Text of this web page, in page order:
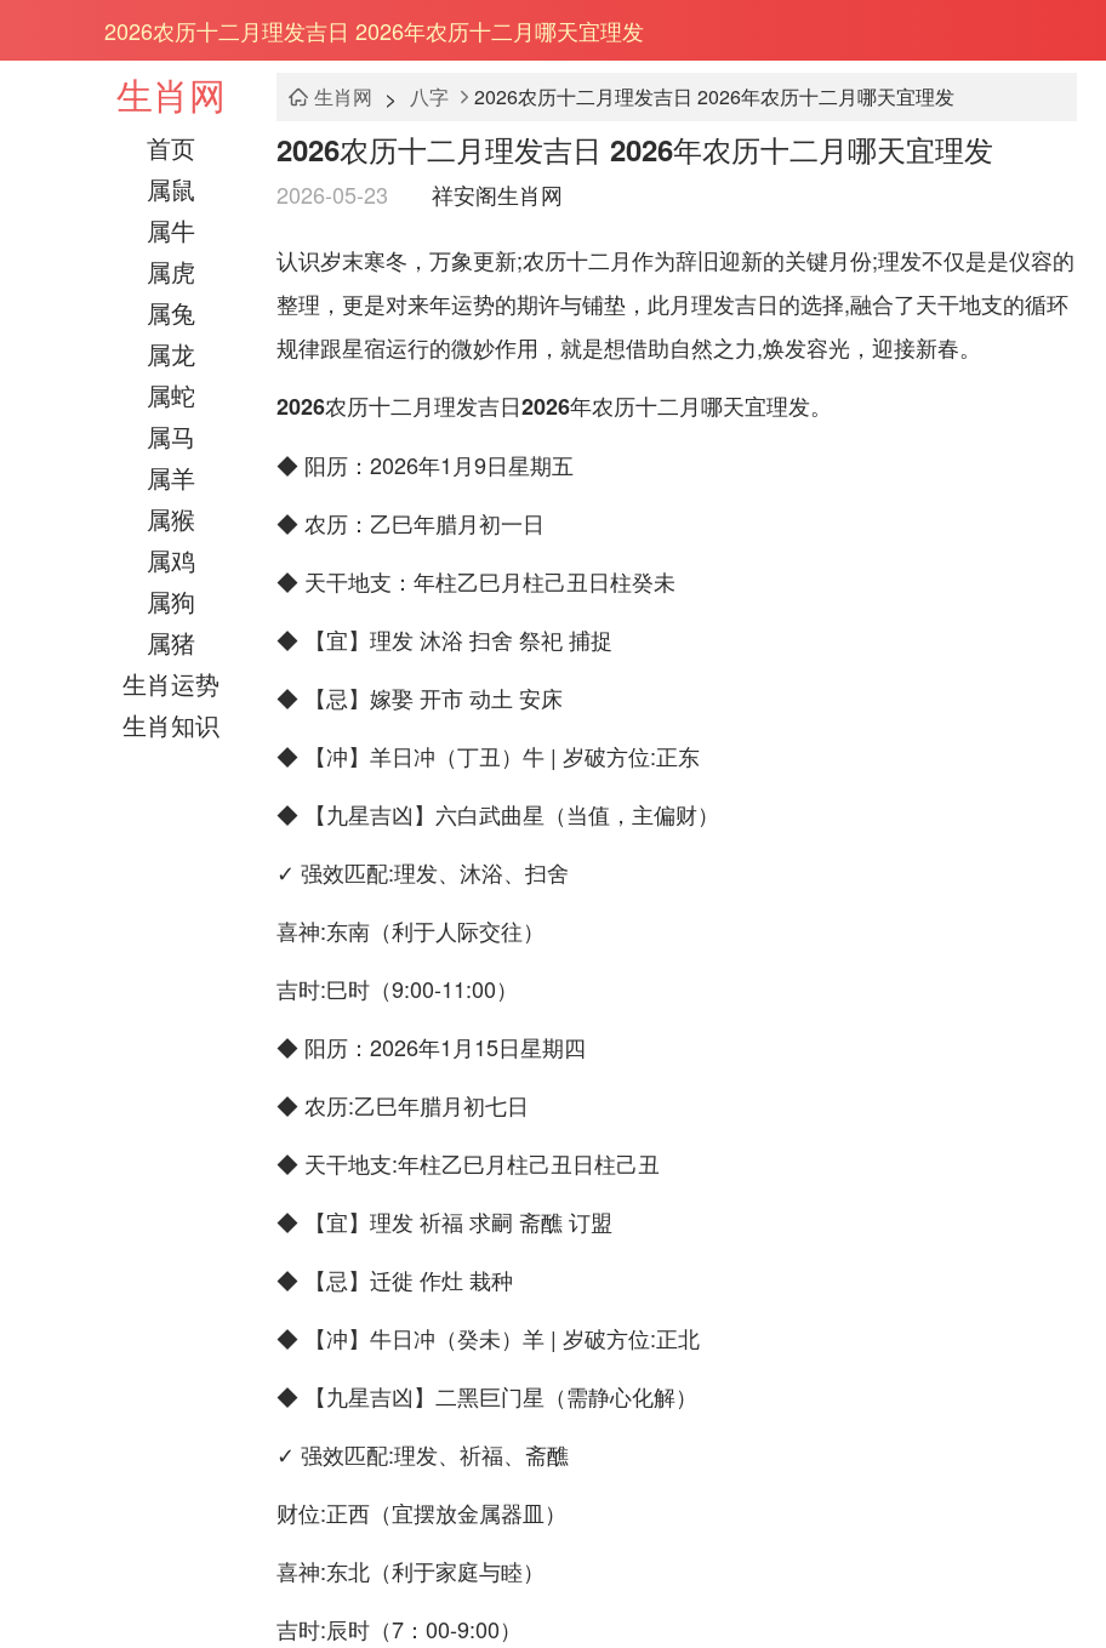
2026农历十二月理发吉日 2026年农历十二月哪天宜理发
生肖网
首页
属鼠
属牛
属虎
属兔
属龙
属蛇
属马
属羊
属猴
属鸡
属狗
属猪
生肖运势
生肖知识
生肖网 > 八字 2026农历十二月理发吉日 2026年农历十二月哪天宜理发
2026农历十二月理发吉日 2026年农历十二月哪天宜理发
2026-05-23 祥安阁生肖网
认识岁末寒冬，万象更新;农历十二月作为辞旧迎新的关键月份;理发不仅是是仪容的
整理，更是对来年运势的期许与铺垫，此月理发吉日的选择,融合了天干地支的循环
规律跟星宿运行的微妙作用，就是想借助自然之力,焕发容光，迎接新春。
2026农历十二月理发吉日2026年农历十二月哪天宜理发。
◆ 阳历：2026年1月9日星期五
◆ 农历：乙巳年腊月初一日
◆ 天干地支：年柱乙巳月柱己丑日柱癸未
◆ 【宜】理发 沐浴 扫舍 祭祀 捕捉
◆ 【忌】嫁娶 开市 动土 安床
◆ 【冲】羊日冲（丁丑）牛 | 岁破方位:正东
◆ 【九星吉凶】六白武曲星（当值，主偏财）
✓ 强效匹配:理发、沐浴、扫舍
喜神:东南（利于人际交往）
吉时:巳时（9:00-11:00）
◆ 阳历：2026年1月15日星期四
◆ 农历:乙巳年腊月初七日
◆ 天干地支:年柱乙巳月柱己丑日柱己丑
◆ 【宜】理发 祈福 求嗣 斋醮 订盟
◆ 【忌】迁徙 作灶 栽种
◆ 【冲】牛日冲（癸未）羊 | 岁破方位:正北
◆ 【九星吉凶】二黑巨门星（需静心化解）
✓ 强效匹配:理发、祈福、斋醮
财位:正西（宜摆放金属器皿）
喜神:东北（利于家庭与睦）
吉时:辰时（7：00-9:00）